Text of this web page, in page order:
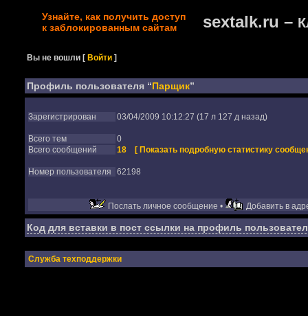
Узнайте, как получить доступ
к заблокированным сайтам
sextalk.ru –
Вы не вошли [Войти ]
Профиль пользователя “Парщик”
Зарегистрирован 03/04/2009 10:12:27 (17 л 127 д назад)
Всего тем
0
Всего сообщений
18 [ Показать подробную статистику
Номер пользователя 62198
Послать личное сообщение • Добавить в
Код для вставки в пост ссылки на профиль
Служба техподдержки